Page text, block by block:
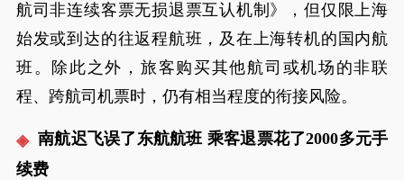
航司非连续客票无损退票互认机制》，但仅限上海
始发或到达的往返程航班，及在上海转机的国内航
班。除此之外，旅客购买其他航司或机场的非联
程、跨航司机票时，仍有相当程度的衔接风险。
南航迟飞误了东航航班 乘客退票花了2000多元手
续费